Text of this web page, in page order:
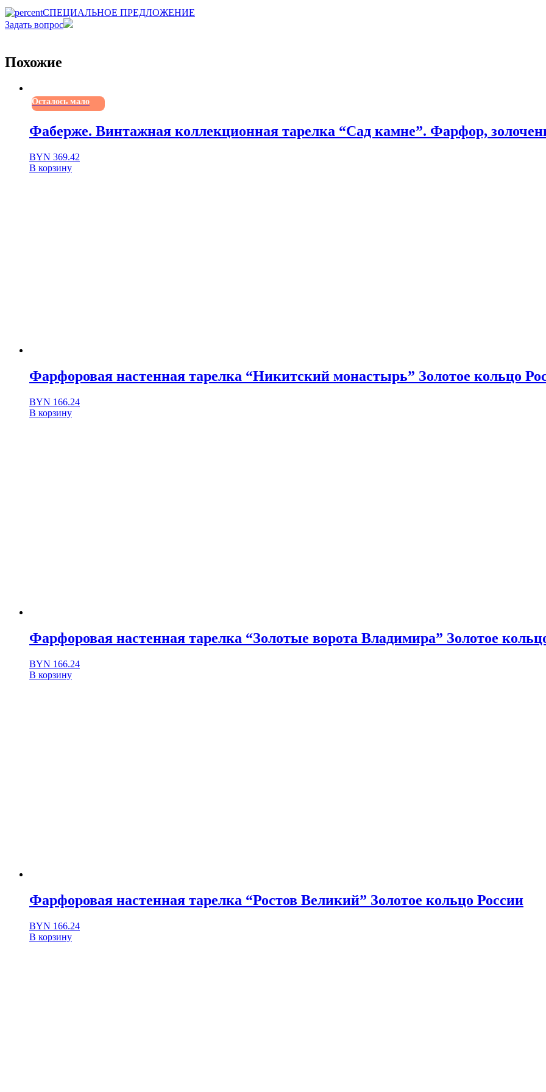
СПЕЦИАЛЬНОЕ ПРЕДЛОЖЕНИЕ
Задать вопрос
Похожие
Осталось мало
Фаберже. Винтажная коллекционная тарелка “Сад камне”. Фарфор,
BYN 369.42
В корзину
Фарфоровая настенная тарелка “Никитский монастырь” Золотое кольцо
BYN 166.24
В корзину
Фарфоровая настенная тарелка “Золотые ворота Владимира” Золотое
BYN 166.24
В корзину
Фарфоровая настенная тарелка “Ростов Великий” Золотое кольцо России
BYN 166.24
В корзину